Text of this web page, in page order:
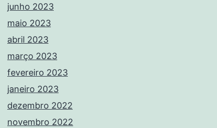
junho 2023
maio 2023
abril 2023
março 2023
fevereiro 2023
janeiro 2023
dezembro 2022
novembro 2022